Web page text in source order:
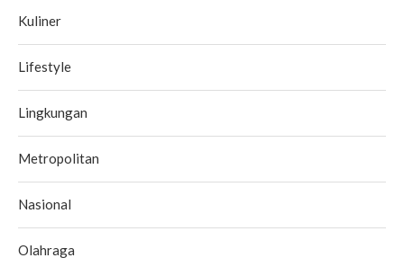
Kuliner
Lifestyle
Lingkungan
Metropolitan
Nasional
Olahraga